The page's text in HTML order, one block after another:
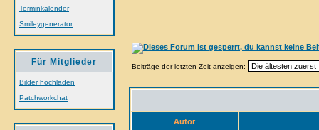
Terminkalender
Smileygenerator
Für Mitglieder
Bilder hochladen
Patchworkchat
Beiträge der letzten Zeit anzeigen:
Autor